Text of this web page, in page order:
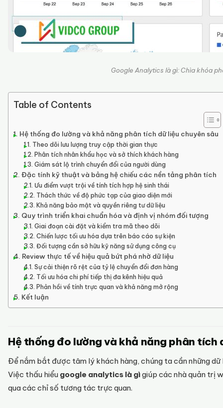
Google Analytics là gì: Chìa khóa
Table of Contents
Hệ thống đo lường và khả năng phân tích dữ liệu chuyên sâu
Theo dõi lưu lượng truy cập thời gian thực
Phân tích nhân khẩu học và sở thích khách hàng
Giám sát lộ trình chuyển đổi của người dùng
Đặc tính kỹ thuật và bảng hệ chiếu các nền tảng phân tích
Ưu điểm vượt trội về tính tích hợp hệ sinh thái
Thách thức về độ phức tạp của giao diện mới
Khả năng bảo mật và quyền riêng tư dữ liệu
Quy trình triển khai chuẩn hóa và định vị nhóm đối tượng
Giai đoạn cài đặt và kiểm tra mã theo dõi
Chiến lược tối ưu hóa dựa trên báo cáo sự kiện
Đối tượng cần sở hữu kỹ năng sử dụng công cụ
Review thực tế về hiệu quả bứt phá nhờ dữ liệu
Sự cải thiện rõ rệt của tỷ lệ chuyển đổi đơn hàng
Tối ưu hóa chi phí tiếp thị đa kênh hiệu quả
Phản hồi về tính trực quan và khả năng mở rộng
Kết luận
Hệ thống đo lường và khả năng phân tích
Để nắm bắt được tâm lý khách hàng, chúng ta cần những
Việc thấu hiểu google analytics là gìgiúp các nhà quản trị
qua các chỉ số tương tác trực quan.